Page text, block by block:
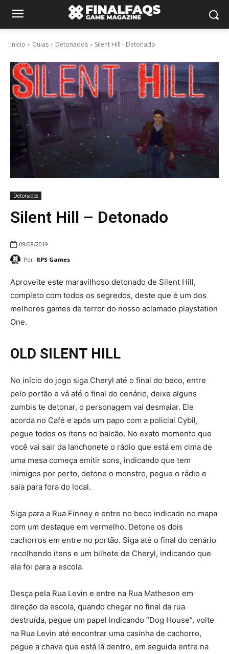
Início Guias Detonados Silent Hill - Detonado
Detonados
Silent Hill – Detonado
09/08/2019
Por: RPS Games
Aproveite este maravilhoso detonado de Silent Hill,
completo com todos os segredos, deste que é um dos
melhores games de terror do nosso aclamado playstation
One.
OLD SILENT HILL
No início do jogo siga Cheryl até o final do beco, entre
pelo portão e vá até o final do cenário, deixe alguns
zumbis te detonar, o personagem vai desmaiar. Ele
acorda no Café e após um papo com a policial Cybil,
pegue todos os itens no balcão. No exato momento que
você vai sair da lanchonete o rádio que está em cima de
uma mesa começa emitir sons, indicando que tem
inimigos por perto, detone o monstro, pegue o rádio e
saia para fora do local.
Siga para a Rua Finney e entre no beco indicado no mapa
com um destaque em vermelho. Detone os dois
cachorros em entre no portão. Siga até o final do cenário
recolhendo itens e um bilhete de Cheryl, indicando que
ela foi para a escola.
Desça pela Rua Levin e entre na Rua Matheson em
direção da escola, quando chegar no final da rua
destruída, pegue um papel indicando “Dog House”, volte
na Rua Levin até encontrar uma casinha de cachorro,
pegue a chave que está lá dentro, em seguida entre na